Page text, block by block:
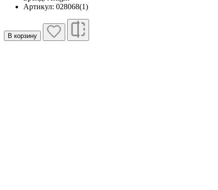
Артикул: 028068(1)
В корзину